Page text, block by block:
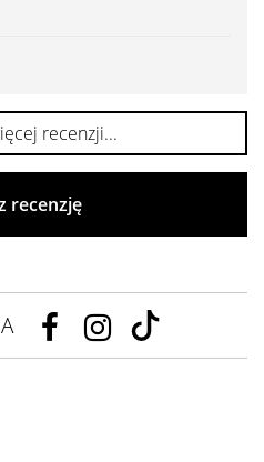
recenzji...
recenzję